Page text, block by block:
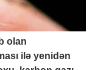
olan
ilə yenidən